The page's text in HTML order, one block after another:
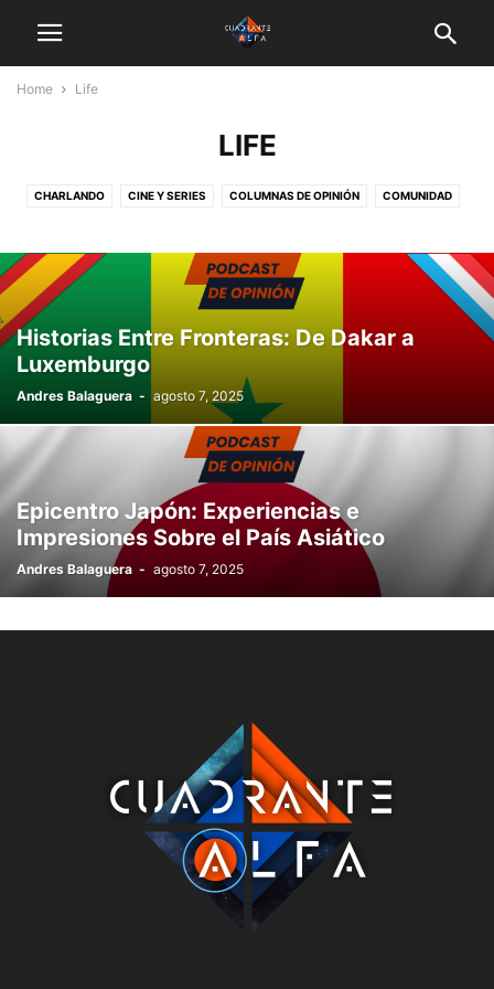
Home Life
LIFE
CHARLANDO CINE Y SERIES COLUMNAS DE OPINIÓN COMUNIDAD
LA VUELTA AL MUNDO EN UNA CONVERSACIÓN LIFE MÚSICA
POLÍTICA TECNOLOGÍA
Historias Entre Fronteras: De Dakar a
Luxemburgo
Andres Balaguera - agosto 7, 2025
Epicentro Japón: Experiencias e
Impresiones Sobre el País Asiático
Andres Balaguera - agosto 7, 2025